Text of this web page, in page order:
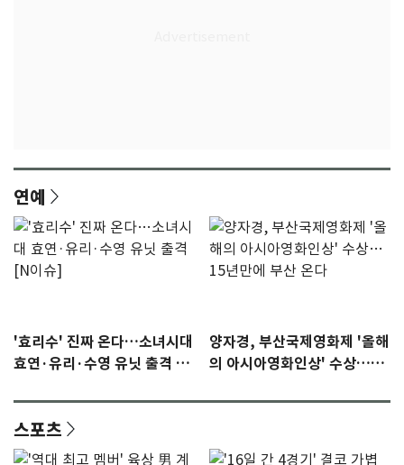
연예
'효리수' 진짜 온다…소녀시대
효연·유리·수영 유닛 출격 [N
양자경, 부산국제영화제 '올해
의 아시아영화인상' 수상…15
스포츠